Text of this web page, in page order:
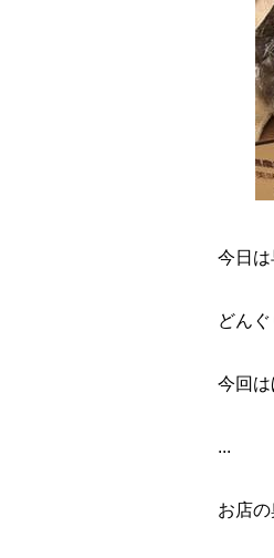
今日は
どん
今回
...
お店